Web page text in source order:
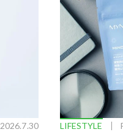
2026.7.30 LIFESTYLE